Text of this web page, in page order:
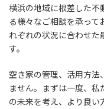
横浜の地域に根差した不
る様々なご相談を承って
れぞれの状況に合わせた
す。
空き家の管理、活用方法
ません。まずは一度、
の未来を考え、より良い